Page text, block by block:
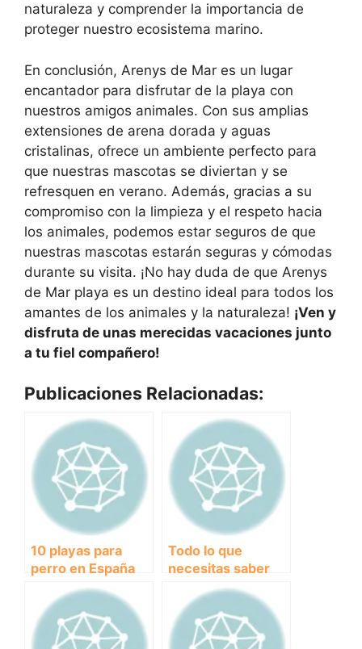
naturaleza y comprender la importancia de
proteger nuestro ecosistema marino.
En conclusión, Arenys de Mar es un lugar
encantador para disfrutar de la playa con
nuestros amigos animales. Con sus amplias
extensiones de arena dorada y aguas
cristalinas, ofrece un ambiente perfecto para
que nuestras mascotas se diviertan y se
refresquen en verano. Además, gracias a su
compromiso con la limpieza y el respeto hacia
los animales, podemos estar seguros de que
nuestras mascotas estarán seguras y cómodas
durante su visita. ¡No hay duda de que Arenys
de Mar playa es un destino ideal para todos los
amantes de los animales y la naturaleza! ¡Ven y
disfruta de unas merecidas vacaciones junto
a tu fiel compañero!
Publicaciones Relacionadas:
10 playas para
perro en España
que deberías
visitar este verano
Todo lo que
necesitas saber
sobre las pulgas
de perros:
prevención y
tratamiento eficaz